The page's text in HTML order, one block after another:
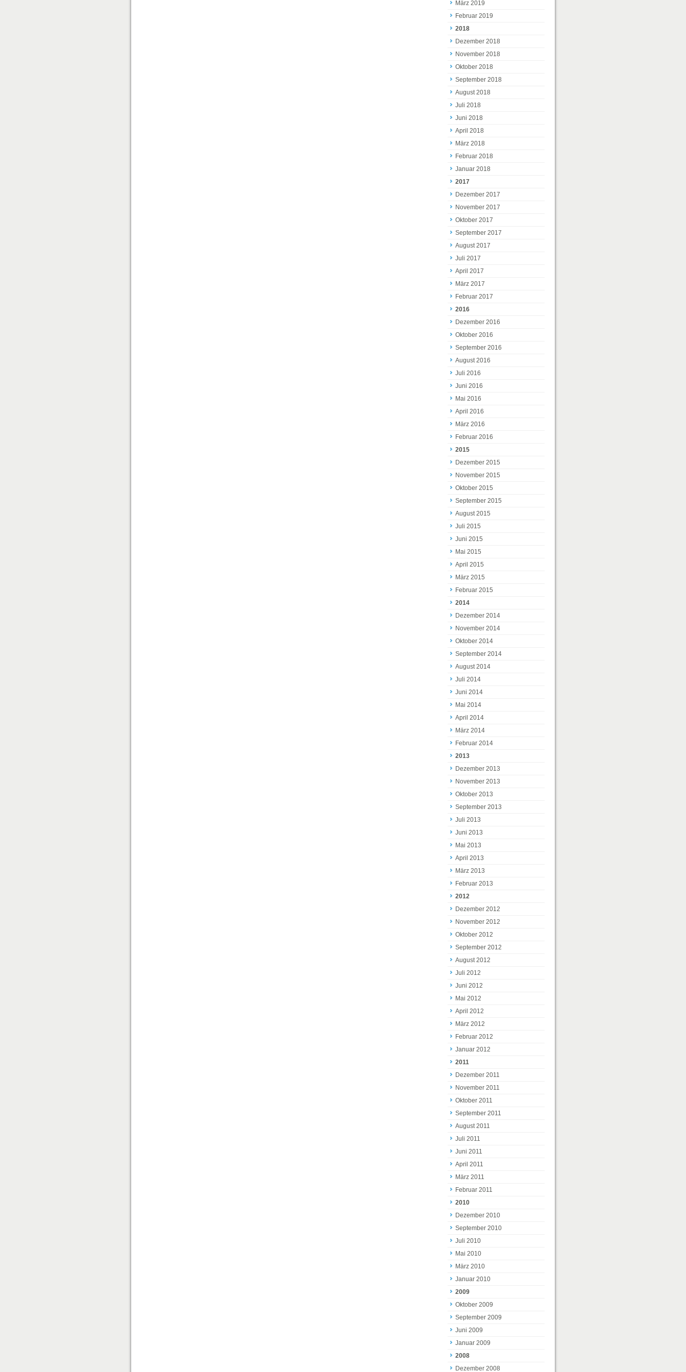
März 2019
Februar 2019
2018
Dezember 2018
November 2018
Oktober 2018
September 2018
August 2018
Juli 2018
Juni 2018
April 2018
März 2018
Februar 2018
Januar 2018
2017
Dezember 2017
November 2017
Oktober 2017
September 2017
August 2017
Juli 2017
April 2017
März 2017
Februar 2017
2016
Dezember 2016
Oktober 2016
September 2016
August 2016
Juli 2016
Juni 2016
Mai 2016
April 2016
März 2016
Februar 2016
2015
Dezember 2015
November 2015
Oktober 2015
September 2015
August 2015
Juli 2015
Juni 2015
Mai 2015
April 2015
März 2015
Februar 2015
2014
Dezember 2014
November 2014
Oktober 2014
September 2014
August 2014
Juli 2014
Juni 2014
Mai 2014
April 2014
März 2014
Februar 2014
2013
Dezember 2013
November 2013
Oktober 2013
September 2013
Juli 2013
Juni 2013
Mai 2013
April 2013
März 2013
Februar 2013
2012
Dezember 2012
November 2012
Oktober 2012
September 2012
August 2012
Juli 2012
Juni 2012
Mai 2012
April 2012
März 2012
Februar 2012
Januar 2012
2011
Dezember 2011
November 2011
Oktober 2011
September 2011
August 2011
Juli 2011
Juni 2011
April 2011
März 2011
Februar 2011
2010
Dezember 2010
September 2010
Juli 2010
Mai 2010
März 2010
Januar 2010
2009
Oktober 2009
September 2009
Juni 2009
Januar 2009
2008
Dezember 2008